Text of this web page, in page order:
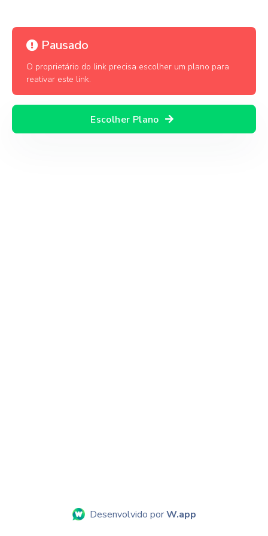
Pausado
O proprietário do link precisa escolher um plano para
reativar este link.
Escolher Plano
Desenvolvido porW.app